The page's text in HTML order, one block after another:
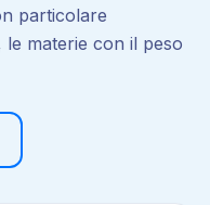
particolare
le materie con il peso